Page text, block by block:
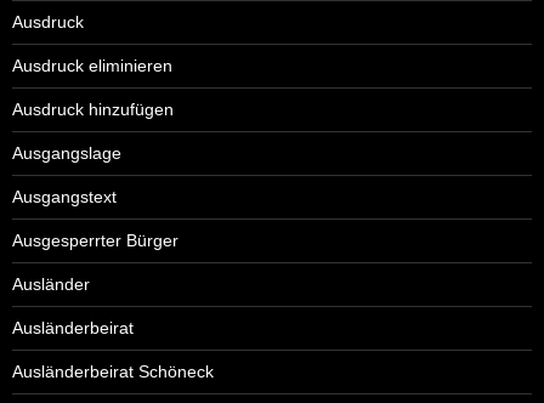
Ausdruck
Ausdruck eliminieren
Ausdruck hinzufügen
Ausgangslage
Ausgangstext
Ausgesperrter Bürger
Ausländer
Ausländerbeirat
Ausländerbeirat Schöneck